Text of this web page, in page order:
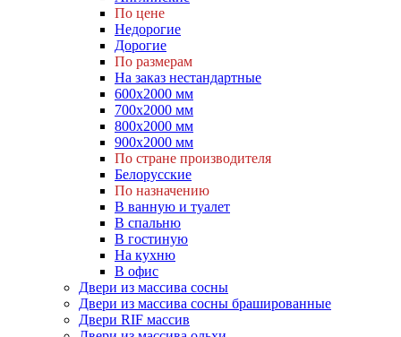
По цене
Недорогие
Дорогие
По размерам
На заказ нестандартные
600х2000 мм
700х2000 мм
800х2000 мм
900х2000 мм
По стране производителя
Белорусские
По назначению
В ванную и туалет
В спальню
В гостиную
На кухню
В офис
Двери из массива сосны
Двери из массива сосны брашированные
Двери RIF массив